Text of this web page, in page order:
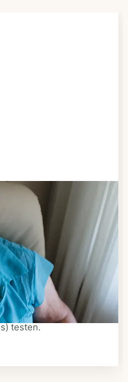
Ihres Anbieters
Sie telefonisch,
Ihres Anbieters.
Essen zum
Bei vielen
Rädern auch
testen.